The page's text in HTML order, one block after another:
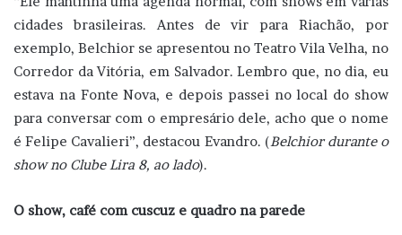
cidades brasileiras. Antes de vir para Riachão, por
exemplo, Belchior se apresentou no Teatro Vila Velha, no
Corredor da Vitória, em Salvador. Lembro que, no dia, eu
estava na Fonte Nova, e depois passei no local do show
para conversar com o empresário dele, acho que o nome
é Felipe Cavalieri”, destacou Evandro. (Belchior durante o
show no Clube Lira 8, ao lado).
O show, café com cuscuz e quadro na parede